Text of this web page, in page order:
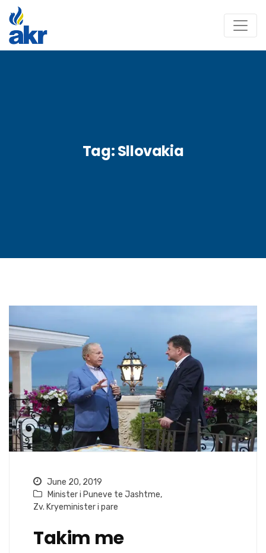
Tag:Sllovakia
June 20, 2019
Minister i Puneve te Jashtme,
Zv. Kryeminister i pare
Takim me